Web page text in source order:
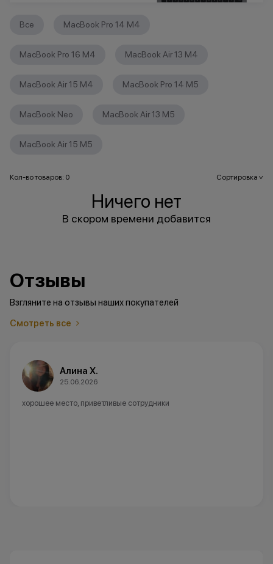
Все MacBook Pro 14 M4
MacBook Pro 16 M4 MacBook Air 13 M4
MacBook Air 15 M4 MacBook Pro 14 M5
MacBook Neo MacBook Air 13 M5
MacBook Air 15 M5
Кол-во товаров: 0 Сортировка>
Ничего нет
В скором времени добавится
Отзывы
Взгляните на отзывы наших покупателей
Смотреть все
Советую данный магазин ,в наличии не было